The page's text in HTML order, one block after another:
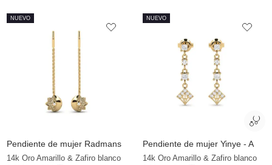
Pendiente de mujer Radmans
14k Oro Amarillo & Zafiro blanco
NUEVO
Pendiente de mujer Yinye - A
14k Oro Amarillo & Zafiro blanco
NUEVO